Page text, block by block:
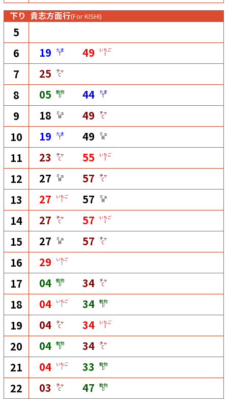
下り 貴志方面行(For KISHI)
5
6
19 たま
T 49 いちご
I
7 25 チャ
C
8 05 動物
D 44 たま
T
9 18 ミュ
M 49 チャ
C
10 19 たま
T 49 ミュ
M
11 23 チャ
C 55 いちご
I
12 27 ミュ
M 57 チャ
C
13 27 いちご
I 57 ミュ
M
14 27 チャ
C 57 いちご
I
15 27 ミュ
M 57 チャ
C
16 29 いちご
I
17 04 動物
D 34 チャ
C
18 04 いちご
I 34 動物
D
19 04 チャ
C 34 いちご
I
20 04 動物
D 34 チャ
C
21 04 いちご
I 33 動物
D
22 03 チャ
C 47 動物
D